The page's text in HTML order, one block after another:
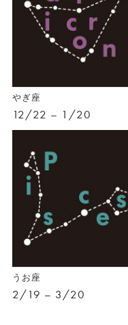
やぎ座
12/22 – 1/20
うお座
2/19 – 3/20